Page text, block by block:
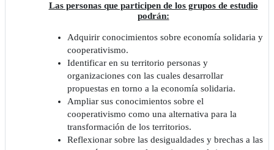
Las personas que participen de los grupos de estudio
podrán:
Adquirir conocimientos sobre economía solidaria y
cooperativismo.
Identificar en su territorio personas y
organizaciones con las cuales desarrollar
propuestas en torno a la economía solidaria.
Ampliar sus conocimientos sobre el
cooperativismo como una alternativa para la
transformación de los territorios.
Reflexionar sobre las desigualdades y brechas a las